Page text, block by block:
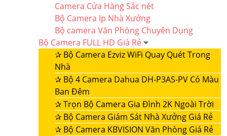
Camera Cửa Hàng Sắc nét
Bộ Camera Ip Nhà Xưởng
Bộ camera Văn Phòng Chuyên Dụng
Bộ Camera FULL HD Giá Rẻ
✰ Bộ Camera Ezviz WiFi Quay Quét Trong
Nhà
✰ Bộ 4 Camera Dahua DH-P3AS-PV Có Màu
Ban Đêm
✰Trọn Bộ Camera Gia Đình 2K Ngoài Trời
✰ Bộ Camera Giám Sát Nhà Xưởng Giá Rẻ
✰ Bộ Camera KBVISION Văn Phòng Giá Rẻ